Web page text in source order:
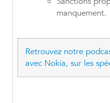
manquement.
Retrouvez notre
avec Nokia, sur les